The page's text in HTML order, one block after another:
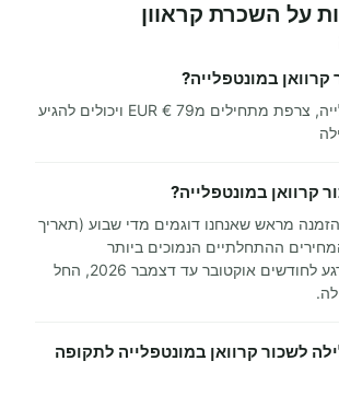
על השכרת קראוון
במונטפלייה?
קרוואנים במונטפלייה, צרפת מתחילים מ79 € EUR ויכולים להגיע
קרוואן במונטפלייה?
מראש שאנחנו דוגמים מדי שבוע (תאריך
ההתחלתיים הנמוכים ביותר
למונטפלייה הם כרגע לחודשים אוקטובר עד דצמבר 2026, החל
לשכור קרוואן במונטפלייה לתקופה